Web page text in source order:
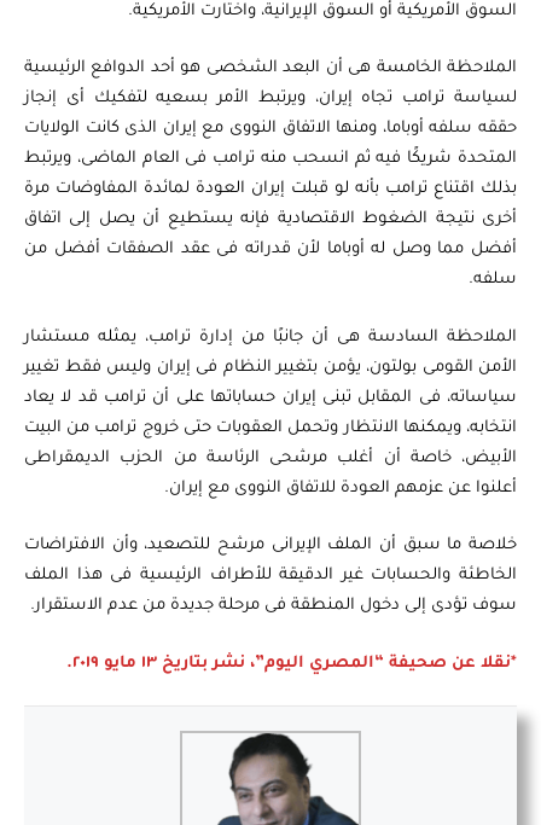
السوق الأمريكية أو السوق الإيرانية، واختارت الأمريكية.
الملاحظة الخامسة هى أن البعد الشخصى هو أحد الدوافع الرئيسية
لسياسة ترامب تجاه إيران، ويرتبط الأمر بسعيه لتفكيك أى إنجاز
حققه سلفه أوباما، ومنها الاتفاق النووى مع إيران الذى كانت الولايات
المتحدة شريكًا فيه ثم انسحب منه ترامب فى العام الماضى، ويرتبط
بذلك اقتناع ترامب بأنه لو قبلت إيران العودة لمائدة المفاوضات مرة
أخرى نتيجة الضغوط الاقتصادية فإنه يستطيع أن يصل إلى اتفاق
أفضل مما وصل له أوباما لأن قدراته فى عقد الصفقات أفضل من
سلفه.
الملاحظة السادسة هى أن جانبًا من إدارة ترامب، يمثله مستشار
الأمن القومى بولتون، يؤمن بتغيير النظام فى إيران وليس فقط تغيير
سياساته، فى المقابل تبنى إيران حساباتها على أن ترامب قد لا يعاد
انتخابه، ويمكنها الانتظار وتحمل العقوبات حتى خروج ترامب من البيت
الأبيض، خاصة أن أغلب مرشحى الرئاسة من الحزب الديمقراطى
أعلنوا عن عزمهم العودة للاتفاق النووى مع إيران.
خلاصة ما سبق أن الملف الإيرانى مرشح للتصعيد، وأن الافتراضات
الخاطئة والحسابات غير الدقيقة للأطراف الرئيسية فى هذا الملف
سوف تؤدى إلى دخول المنطقة فى مرحلة جديدة من عدم الاستقرار.
*نقلا عن صحيفة “المصري اليوم”، نشر بتاريخ ١٣ مايو ٢٠١٩.